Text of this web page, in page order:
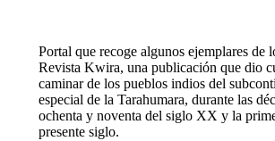
Portal que recoge algunos ejemplares de
Revista Kwira, una publicación que dio
caminar de los pueblos indios del
especial de la Tarahumara, durante las
ochenta y noventa del siglo XX y la
presente siglo.